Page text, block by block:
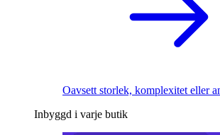
Oavsett storlek, komplexitet eller
Inbyggd i varje butik